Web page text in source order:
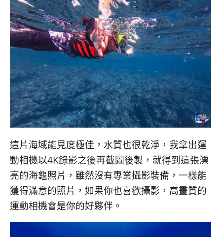
這片海域能見度極佳，水質也很乾淨，我拿出運
動相機以4K錄影之後再截圖後製，就得到這張漂
亮的海龜照片，雖然沒有專業攝影裝備，一樣能
獲得滿意的照片，如果你也喜歡攝影，高畫質的
運動相機會是你的好夥伴。